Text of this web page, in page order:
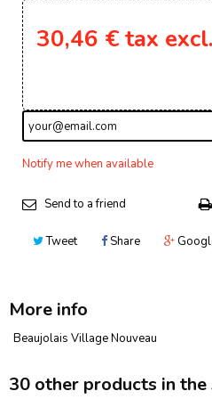
30,46 € tax excl.
Notify me when available
Send to a friend
Tweet Share
More info
Beaujolais Village Nouveau
30 other products in